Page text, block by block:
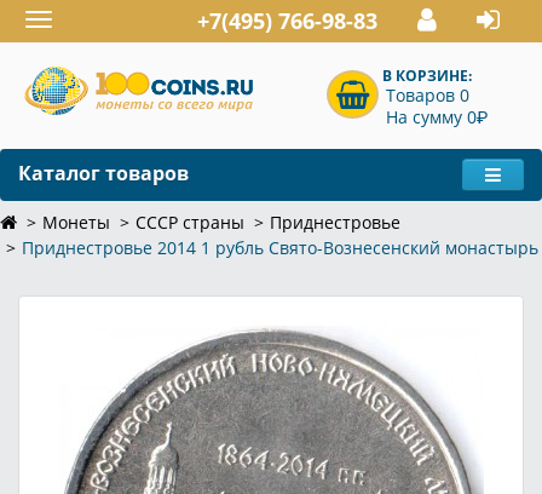
Toggle
navigation
+7(495) 766-98-83
В КОРЗИНЕ:
Товаров 0
На сумму 0P
Каталог товаров
Монеты СССР страны
Приднестровье
Приднестровье 2014 1 рубль Свято-Вознесенский монастырь